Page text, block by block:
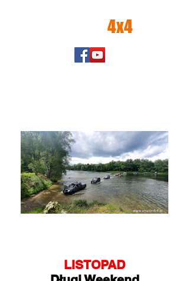
4x4
LISTOPAD